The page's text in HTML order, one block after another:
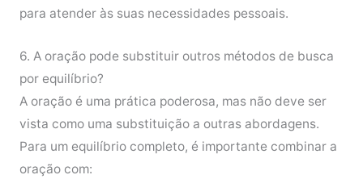
para atender às suas necessidades pessoais.
6. A oração pode substituir outros métodos de busca
por equilíbrio?
A oração é uma prática poderosa, mas não deve ser
vista como uma substituição a outras abordagens.
Para um equilíbrio completo, é importante combinar a
oração com: